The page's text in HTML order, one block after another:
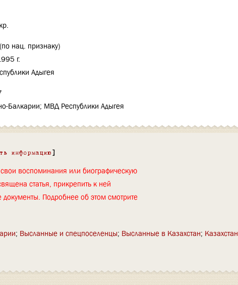
нац. признаку)
г.
Адыгея
Балкарии; МВД Республики Адыгея
информацию ]
воспоминания или биографическую
статья, прикрепить к ней
Подробнее об этом смотрите
Высланные и спецпоселенцы Высланные в Казахстан Казахстан